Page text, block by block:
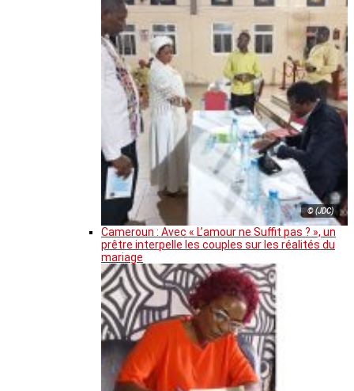
© (JDC)
Cameroun : Avec « L’amour ne Suffit pas ? », un
prêtre interpelle les couples sur les réalités du
mariage